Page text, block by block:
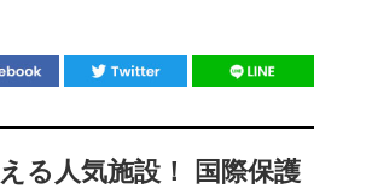
る人気施設！ 国際保護